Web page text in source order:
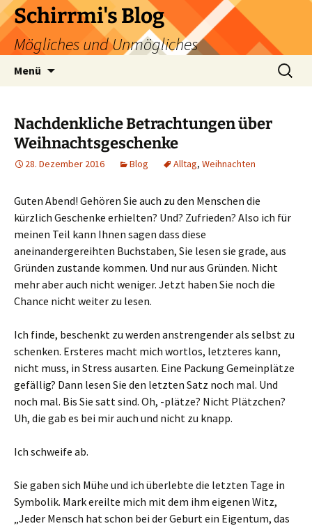
Zum
Inhalt
springen
Schirrmi's Blog
Mögliches und Unmögliches
Menü
Suchen
nach:
Nachdenkliche Betrachtungen über
Weihnachtsgeschenke
28. Dezember 2016 Blog Alltag, Weihnachten
Guten Abend! Gehören Sie auch zu den Menschen die
kürzlich Geschenke erhielten? Und? Zufrieden? Also ich für
meinen Teil kann Ihnen sagen dass diese
aneinandergereihten Buchstaben, Sie lesen sie grade, aus
Gründen zustande kommen. Und nur aus Gründen. Nicht
mehr aber auch nicht weniger. Jetzt haben Sie noch die
Chance nicht weiter zu lesen.
Ich finde, beschenkt zu werden anstrengender als selbst zu
schenken. Ersteres macht mich wortlos, letzteres kann,
nicht muss, in Stress ausarten. Eine Packung Gemeinplätze
gefällig? Dann lesen Sie den letzten Satz noch mal. Und
noch mal. Bis Sie satt sind. Oh, -plätze? Nicht Plätzchen?
Uh, die gab es bei mir auch und nicht zu knapp.
Ich schweife ab.
Sie gaben sich Mühe und ich überlebte die letzten Tage in
Symbolik. Mark ereilte mich mit dem ihm eigenen Witz,
„Jeder Mensch hat schon bei der Geburt ein Eigentum, das